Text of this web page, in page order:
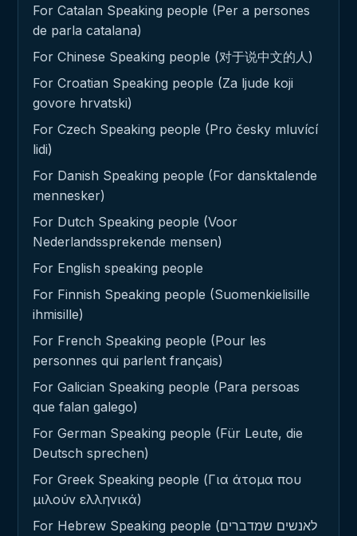
For Catalan Speaking people (Per a persones
de parla catalana)
For Chinese Speaking people (对于说中文的人)
For Croatian Speaking people (Za ljude koji
govore hrvatski)
For Czech Speaking people (Pro česky mluvící
lidi)
For Danish Speaking people (For dansktalende
mennesker)
For Dutch Speaking people (Voor
Nederlandssprekende mensen)
For English speaking people
For Finnish Speaking people (Suomenkielisille
ihmisille)
For French Speaking people (Pour les
personnes qui parlent français)
For Galician Speaking people (Para persoas
que falan galego)
For German Speaking people (Für Leute, die
Deutsch sprechen)
For Greek Speaking people (Για άτομα που
μιλούν ελληνικά)
For Hebrew Speaking people (לאנשים שמדברים